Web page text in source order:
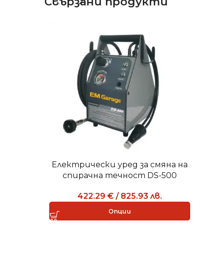
Електрически уред за смяна на
спирачна течност DS-500
422.29 € / 825.93 лв.
Опции